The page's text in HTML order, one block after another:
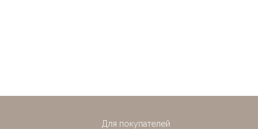
Для покупателей